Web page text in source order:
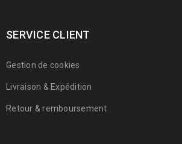
SERVICE CLIENT
Gestion de cookies
Livraison & Expédition
Retour & remboursement